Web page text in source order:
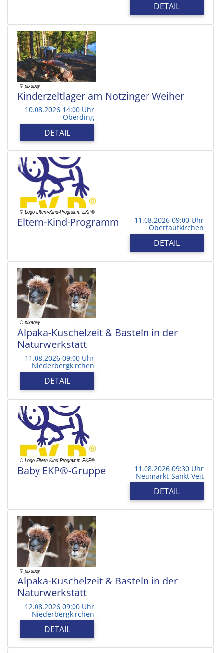
DETAIL
Kinderzeltlager am Notzinger Weiher
10.08.2026 14:00 Uhr
Oberding
DETAIL
Eltern-Kind-Programm 11.08.2026 09:00 Uhr
Obertaufkirchen
DETAIL
Alpaka-Kuschelzeit & Basteln in der
Naturwerkstatt
11.08.2026 09:00 Uhr
Niederbergkirchen
DETAIL
Baby EKP®-Gruppe 11.08.2026 09:30 Uhr
Neumarkt-Sankt Veit
DETAIL
Alpaka-Kuschelzeit & Basteln in der
Naturwerkstatt
12.08.2026 09:00 Uhr
Niederbergkirchen
DETAIL